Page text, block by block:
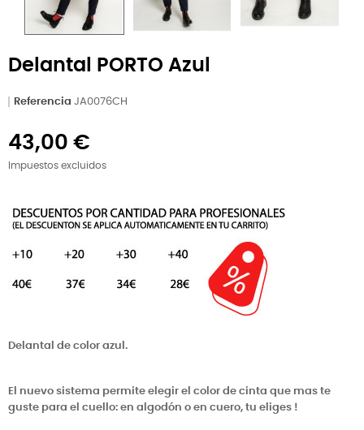
Delantal PORTO Azul
Referencia JA0076CH
43,00 €
Impuestos excluidos
Delantal de color azul.
El nuevo sistema permite elegir el color de cinta que mas te
guste para el cuello: en algodón o en cuero, tu eliges !